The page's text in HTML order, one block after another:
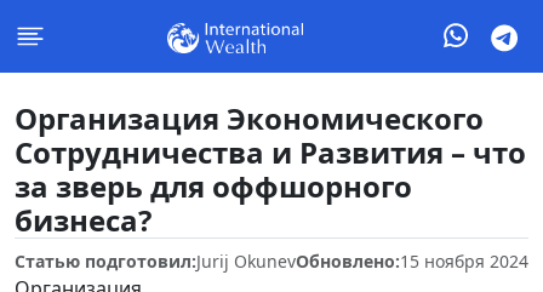
Организация Экономического
Сотрудничества и Развития – что
за зверь для оффшорного
бизнеса?
Статью подготовил:Jurij OkunevОбновлено:15 ноября 2024